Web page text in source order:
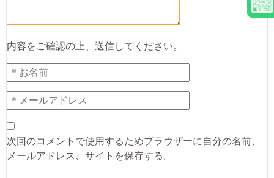
内容をご確認の上、送信してください。
次回のコメントで使用するためブラウザーに自分の名前、
メールアドレス、サイトを保存する。